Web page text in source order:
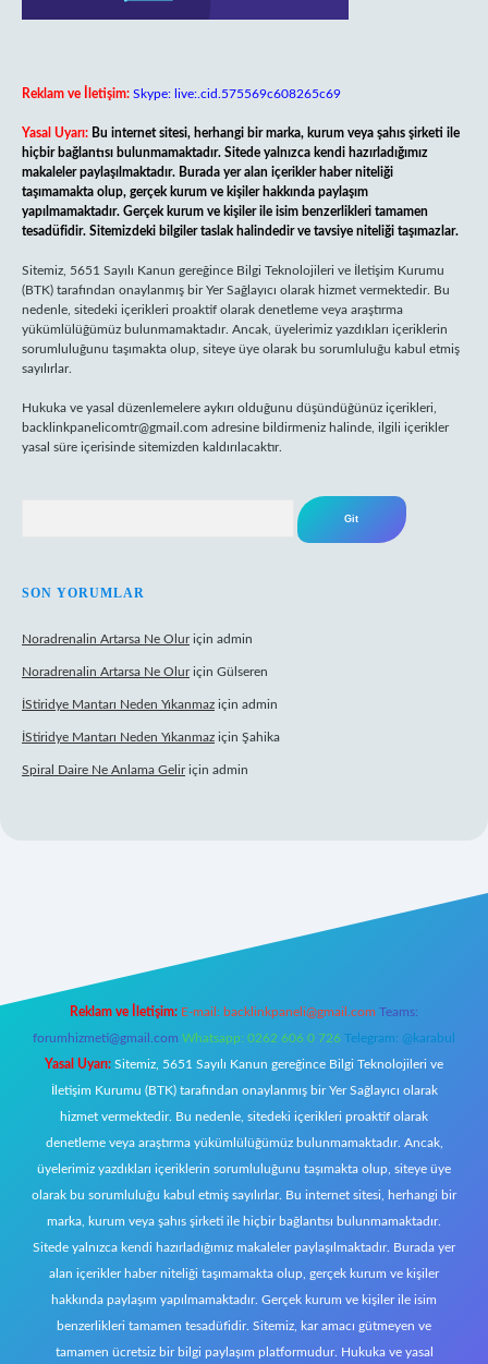
Reklam ve İletişim: Skype: live:.cid.575569c608265c69
Yasal Uyarı: Bu internet sitesi, herhangi bir marka, kurum veya şahıs şirketi ile
hiçbir bağlantısı bulunmamaktadır. Sitede yalnızca kendi hazırladığımız
makaleler paylaşılmaktadır. Burada yer alan içerikler haber niteliği
taşımamakta olup, gerçek kurum ve kişiler hakkında paylaşım
yapılmamaktadır. Gerçek kurum ve kişiler ile isim benzerlikleri tamamen
tesadüfidir. Sitemizdeki bilgiler taslak halindedir ve tavsiye niteliği taşımazlar.
Sitemiz, 5651 Sayılı Kanun gereğince Bilgi Teknolojileri ve İletişim Kurumu
(BTK) tarafından onaylanmış bir Yer Sağlayıcı olarak hizmet vermektedir. Bu
nedenle, sitedeki içerikleri proaktif olarak denetleme veya araştırma
yükümlülüğümüz bulunmamaktadır. Ancak, üyelerimiz yazdıkları içeriklerin
sorumluluğunu taşımakta olup, siteye üye olarak bu sorumluluğu kabul etmiş
sayılırlar.
Hukuka ve yasal düzenlemelere aykırı olduğunu düşündüğünüz içerikleri,
backlinkpanelicomtr@gmail.com adresine bildirmeniz halinde, ilgili içerikler
yasal süre içerisinde sitemizden kaldırılacaktır.
SON YORUMLAR
Noradrenalin Artarsa Ne Oluriçin admin
Noradrenalin Artarsa Ne Oluriçin Gülseren
İStiridye Mantarı Neden Yıkanmaz için admin
İStiridye Mantarı Neden Yıkanmaz için Şahika
Spiral Daire Ne Anlama Geliriçin admin
Reklam ve İletişim: E-mail: backlinkpaneli@gmail.com Teams:
forumhizmeti@gmail.com Whatsapp: 0262 606 0 726 Telegram: @karabul
Yasal Uyarı: Sitemiz, 5651 Sayılı Kanun gereğince Bilgi Teknolojileri ve
İletişim Kurumu (BTK) tarafından onaylanmış bir Yer Sağlayıcı olarak
hizmet vermektedir. Bu nedenle, sitedeki içerikleri proaktif olarak
denetleme veya araştırma yükümlülüğümüz bulunmamaktadır. Ancak,
üyelerimiz yazdıkları içeriklerin sorumluluğunu taşımakta olup, siteye üye
olarak bu sorumluluğu kabul etmiş sayılırlar. Bu internet sitesi, herhangi bir
marka, kurum veya şahıs şirketi ile hiçbir bağlantısı bulunmamaktadır.
Sitede yalnızca kendi hazırladığımız makaleler paylaşılmaktadır. Burada yer
alan içerikler haber niteliği taşımamakta olup, gerçek kurum ve kişiler
hakkında paylaşım yapılmamaktadır. Gerçek kurum ve kişiler ile isim
benzerlikleri tamamen tesadüfidir. Sitemiz, kar amacı gütmeyen ve
tamamen ücretsiz bir bilgi paylaşım platformudur. Hukuka ve yasal